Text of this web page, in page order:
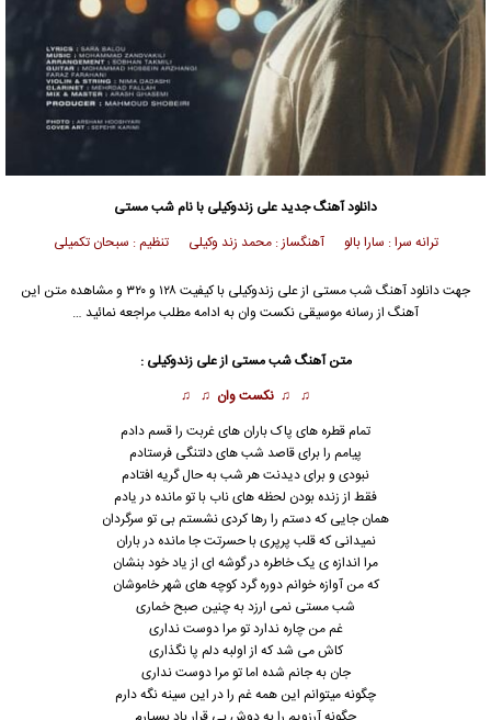
دانلود آهنگ جدیدعلی زندوکیلی با نام شب مستی
ترانه سرا : سارا بالو آهنگساز : محمد زند وکیلی تنظیم : سبحان تکمیلی
جهت دانلود آهنگ شب مستی ازعلی زندوکیلی
با کیفیت ۱۲۸ و ۳۲۰ و مشاهده متن این
آهنگ از رسانه موسیقی نکست وان به ادامه مطلب مراجعه نمائید …
متن آهنگ شب مستی ازعلی زندوکیلی :
♫ ♫ نکست وان ♫ ♫
تمام قطره های پاک باران های غربت را قسم دادم
پیامم را برای قاصد شب های دلتنگی فرستادم
نبودی و برای دیدنت هر شب به حال گریه افتادم
فقط از زنده بودن لحظه های ناب با تو مانده در یادم
همان جایی که دستم را رها کردی نشستم بی تو سرگردان
نمیدانی که قلب پرپری با حسرتت جا مانده در باران
مرا اندازه ی یک خاطره در گوشه ای از یاد خود بنشان
که من آوازه خوانم دوره گرد کوچه های شهر خاموشان
شب مستی نمی ارزد به چنین صبح خماری
غم من چاره ندارد تو مرا دوست نداری
کاش می شد که از اولبه دلم پا نگذاری
جان به جانم شده اما تو مرا دوست نداری
چگونه میتوانم این همه غم را در این سینه نگه دارم